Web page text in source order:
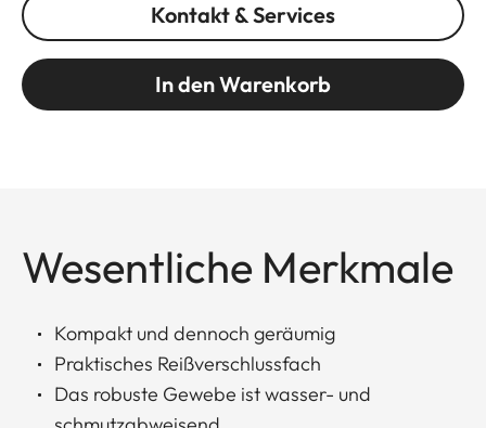
Kontakt & Services
In den Warenkorb
Wesentliche Merkmale
Kompakt und dennoch geräumig
Praktisches Reißverschlussfach
Das robuste Gewebe ist wasser- und